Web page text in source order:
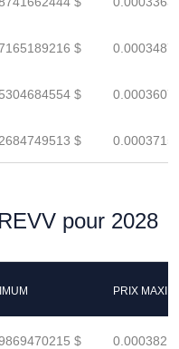
$
$
$
pour 2028
PRIX
$